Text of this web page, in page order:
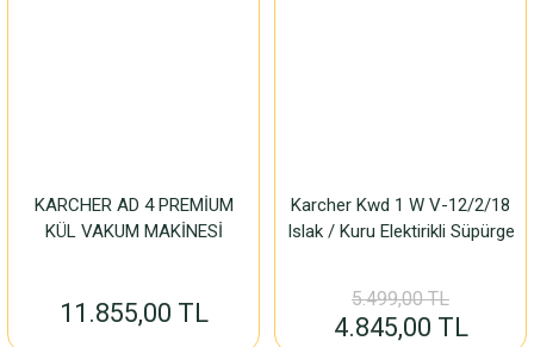
KARCHER AD 4 PREMİUM
KÜL VAKUM MAKİNESİ
11.855,00 TL
Karcher Kwd 1 W V-12/2/18
Islak / Kuru Elektirikli Süpürge
5.499,00 TL
4.845,00 TL